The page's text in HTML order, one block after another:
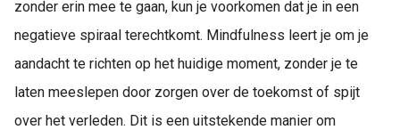
zonder erin mee te gaan, kun je voorkomen dat je in een
negatieve spiraal terechtkomt. Mindfulness leert je om je
aandacht te richten op het huidige moment, zonder je te
laten meeslepen door zorgen over de toekomst of spijt
over het verleden. Dit is een uitstekende manier om